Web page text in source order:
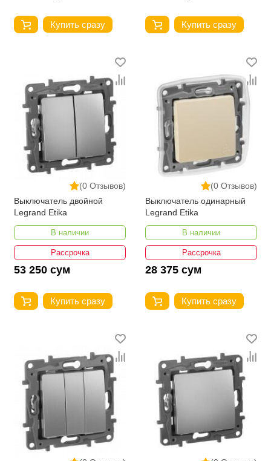
Купить сразу Купить сразу
(0 Отзывов)
Выключатель двойной
Legrand Etika
В наличии
Рассрочка
53 250 сум
Купить сразу
(0 Отзывов)
Выключатель одинарный
Legrand Etika
В наличии
Рассрочка
28 375 сум
Купить сразу